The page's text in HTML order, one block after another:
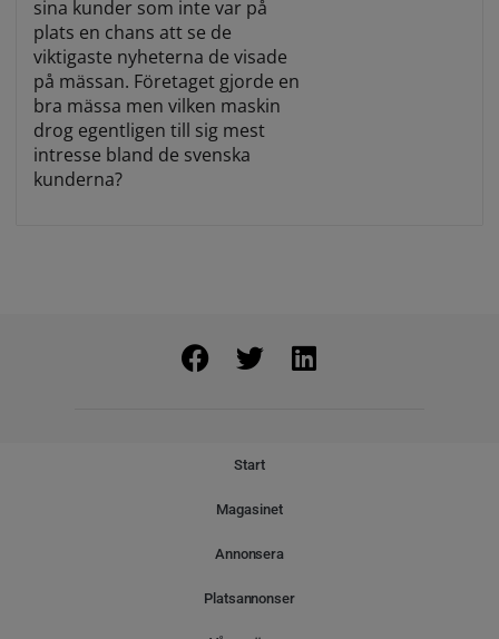
sina kunder som inte var på
plats en chans att se de
viktigaste nyheterna de visade
på mässan. Företaget gjorde en
bra mässa men vilken maskin
drog egentligen till sig mest
intresse bland de svenska
kunderna?
Start
Magasinet
Annonsera
Platsannonser